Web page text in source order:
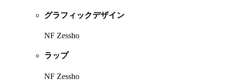
グラフィックデザイン
NF Zessho
ラップ
NF Zessho